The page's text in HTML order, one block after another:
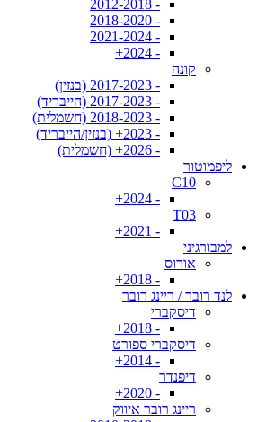
- 2012-2018
- 2018-2020
- 2021-2024
- 2024+
קונה
- 2017-2023 (בנזין)
- 2017-2023 (הייבריד)
- 2018-2023 (חשמלית)
- 2023+ (בנזין/הייבריד)
- 2026+ (חשמלית)
ליפמוטור
C10
- 2024+
T03
- 2021+
למבורגיני
אורוס
- 2018+
לנד רובר / ריינג רובר
דיסקברי
- 2018+
דיסקברי ספורט
- 2014+
דיפנדר
- 2020+
ריינג רובר איווק